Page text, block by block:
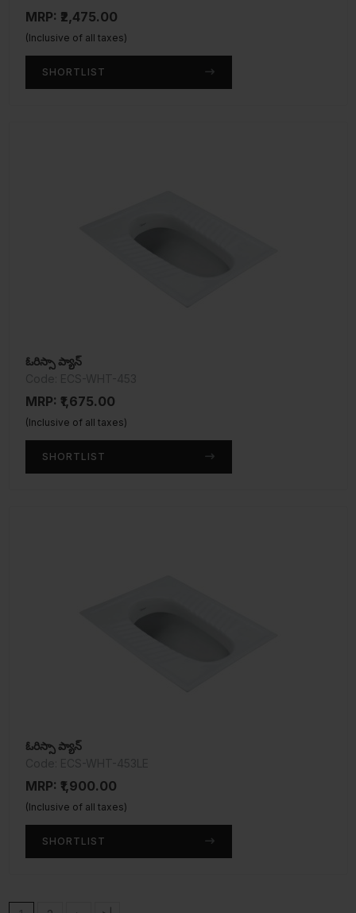
MRP: ₹2,475.00
(Inclusive of all taxes)
SHORTLIST
ఓరిస్సా ప్యాన్
MRP: ₹1,675.00
(Inclusive of all taxes)
SHORTLIST
ఓరిస్సా ప్యాన్
MRP: ₹1,900.00
(Inclusive of all taxes)
SHORTLIST